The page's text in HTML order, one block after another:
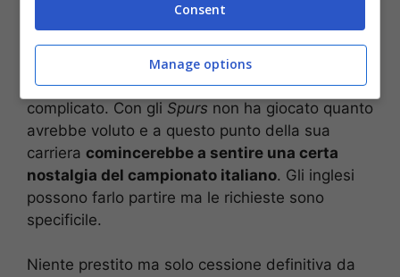
Il difensore romeno con un passato al Genoa
sperava di poter diventare uno degli idolo della
Premier League ma il suo è stato un percorso
complicato. Con gli Spurs non ha giocato quanto
avrebbe voluto e a questo punto della sua
carriera comincerebbe a sentire una certa
nostalgia del campionato italiano. Gli inglesi
possono farlo partire ma le richieste sono
specificile.
Niente prestito ma solo cessione definitiva da
Consent
Manage options